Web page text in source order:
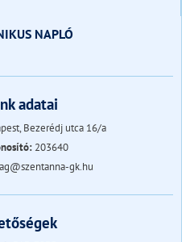
NAPLÓ
adatai
Bezerédj utca 16/a
203640
gk.hu